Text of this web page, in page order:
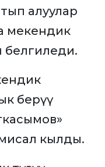
алуулар
мекендик
белгиледи.
берүү
кылды.